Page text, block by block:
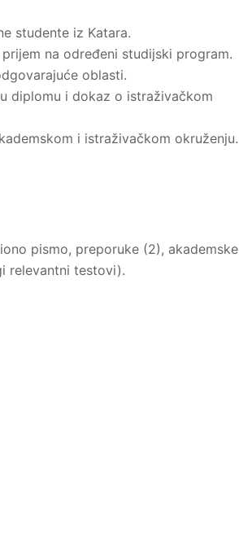
studente iz Katara.
na određeni studijski program.
oblasti.
diplomu i dokaz o istraživačkom
i istraživačkom okruženju.
pismo, preporuke (2), akademske
relevantni testovi).